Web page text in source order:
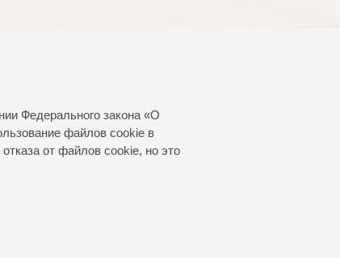
Федерального закона «О
файлов cookie в
от файлов cookie, но это